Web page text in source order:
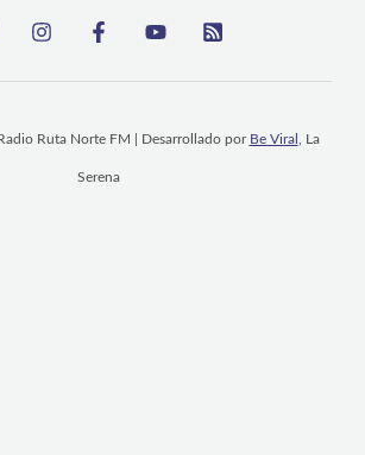
Ruta Norte FM | Desarrollado por Be Viral , La
Serena